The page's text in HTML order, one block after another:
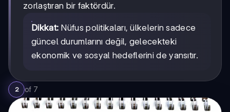
zorlaştıran bir faktördür.
Dikkat: Nüfus politikaları, ülkelerin sadece
güncel durumlarını değil, gelecekteki
ekonomik ve sosyal hedeflerini de yansıtır.
2 of 7